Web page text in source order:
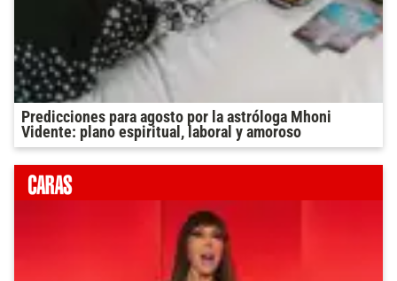
Predicciones para agosto por la astróloga Mhoni
Vidente: plano espiritual, laboral y amoroso